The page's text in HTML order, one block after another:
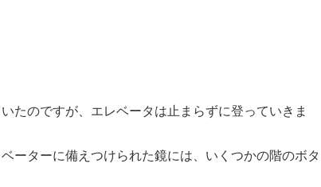
たのですが、エレベータは止まらずに登っていきま
ーターに備えつけられた鏡には、いくつかの階のボタ